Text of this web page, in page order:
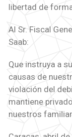
libertad de
Al Sr. Fiscal
Saab:
Que instruya a
causas de
violación del
mantiene
nuestros